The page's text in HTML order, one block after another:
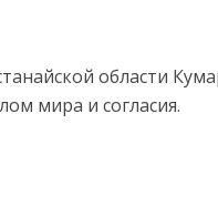
области
мира и согласия.